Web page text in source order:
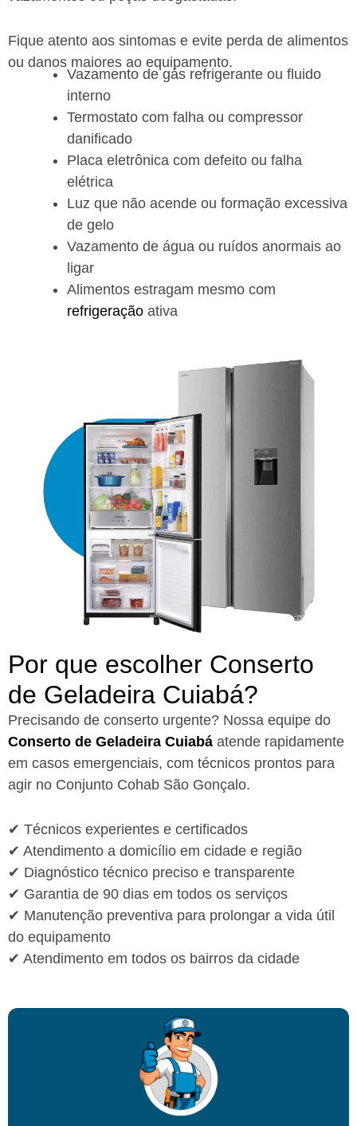
Fique atento aos sintomas e evite perda de alimentos
ou danos maiores ao equipamento.
Vazamento de gás refrigerante ou fluido
interno
Termostato com falha ou compressor
danificado
Placa eletrônica com defeito ou falha
elétrica
Luz que não acende ou formação excessiva
de gelo
Vazamento de água ou ruídos anormais ao
ligar
Alimentos estragam mesmo com
refrigeração ativa
Por que escolher Conserto
de Geladeira Cuiabá?​
Precisando de conserto urgente? Nossa equipe do
Conserto de Geladeira Cuiabá atende rapidamente
em casos emergenciais, com técnicos prontos para
agir no Conjunto Cohab São Gonçalo.
✔ Técnicos experientes e certificados
✔ Atendimento a domicílio em cidade e região
✔ Diagnóstico técnico preciso e transparente
✔ Garantia de 90 dias em todos os serviços
✔ Manutenção preventiva para prolongar a vida útil
do equipamento
✔ Atendimento em todos os bairros da cidade